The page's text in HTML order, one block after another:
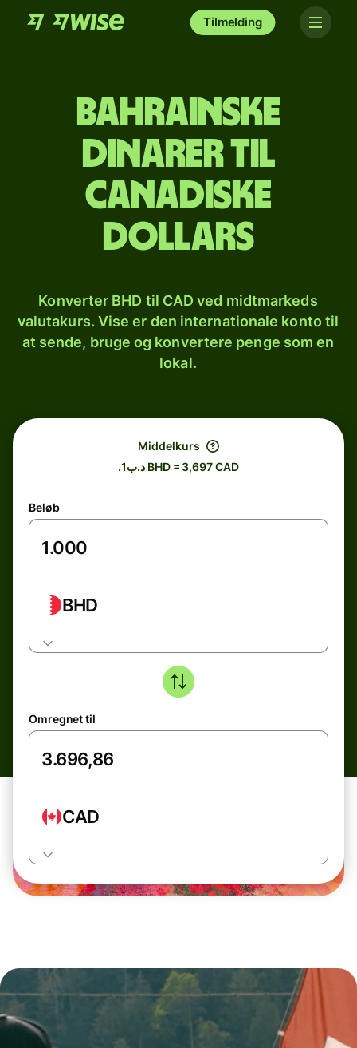
Tilmelding
Bahrainske
dinarer til
canadiske
dollars
Konverter BHD til CAD ved midtmarkeds
valutakurs. Vise er den internationale konto til
at sende, bruge og konvertere penge som en
lokal.
Middelkurs
.د.ب1 BHD = 3,697 CAD
Beløb
BHD
Omregnet til
CAD